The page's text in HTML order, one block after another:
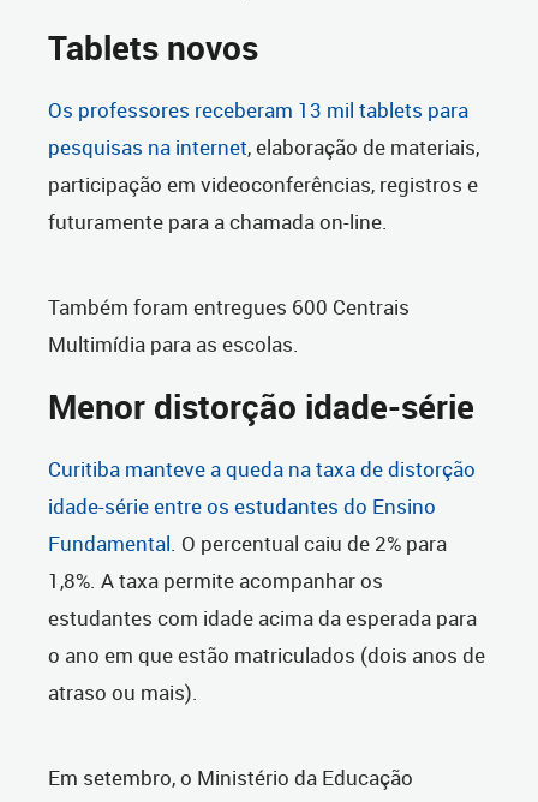
Tablets novos
Os professores receberam 13 mil tablets para
pesquisas na internet, elaboração de materiais,
participação em videoconferências, registros e
futuramente para a chamada on-line.
Também foram entregues 600 Centrais
Multimídia para as escolas.
Menor distorção idade-série
Curitiba manteve a queda na taxa de distorção
idade-série entre os estudantes do Ensino
Fundamental. O percentual caiu de 2% para
1,8%. A taxa permite acompanhar os
estudantes com idade acima da esperada para
o ano em que estão matriculados (dois anos de
atraso ou mais).
Em setembro, o Ministério da Educação